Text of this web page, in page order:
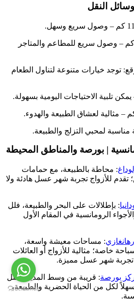
النقل
✦ مركز مدينة بورصة: 10 كم – وصول سريع للمطاعم والمتاجر
توجد خيارات متنوعة لتناول الطعام
| بورصة والمناطق المحيطة
: محاطة بالطبيعة، مع حمامات
للأزواج تجربة شهر عسل هادئة ولا
: بإطلالات على البحر والطبيعة، فلل
الرومانسية في المقام الأول
: مساحات معيشة واسعة،
خاصة؛ مثالية للأزواج أو العائلات
تجربة شهر عسل مميزة.
بورصة: قريبة من وسط المدينة، فلل
لكل من الحياة الحضرية والطبيعة،